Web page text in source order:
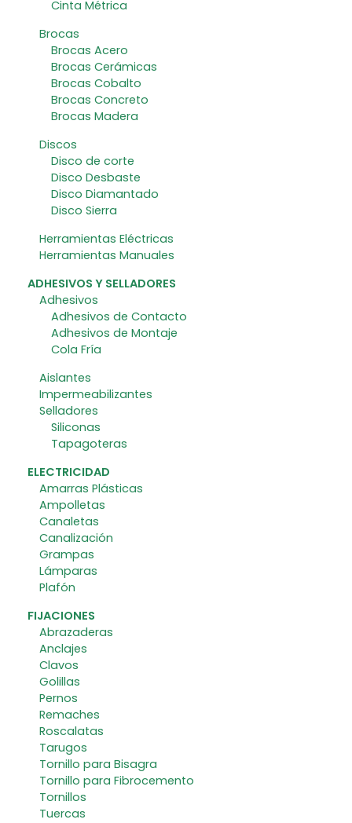
Cinta Métrica
Brocas
Brocas Acero
Brocas Cerámicas
Brocas Cobalto
Brocas Concreto
Brocas Madera
Discos
Disco de corte
Disco Desbaste
Disco Diamantado
Disco Sierra
Herramientas Eléctricas
Herramientas Manuales
ADHESIVOS Y SELLADORES
Adhesivos
Adhesivos de Contacto
Adhesivos de Montaje
Cola Fría
Aislantes
Impermeabilizantes
Selladores
Siliconas
Tapagoteras
ELECTRICIDAD
Amarras Plásticas
Ampolletas
Canaletas
Canalización
Grampas
Lámparas
Plafón
FIJACIONES
Abrazaderas
Anclajes
Clavos
Golillas
Pernos
Remaches
Roscalatas
Tarugos
Tornillo para Bisagra
Tornillo para Fibrocemento
Tornillos
Tuercas